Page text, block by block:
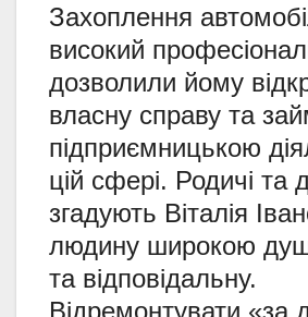
Захоплення
високий
дозволили йому
власну справу та
підприємницькою
цій сфері. Родичі та
згадують Віталія
людину широкою
та відповідальну.
Відремонтувати «за